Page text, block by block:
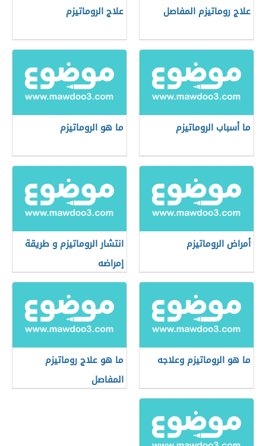
علاج روماتيزم المفاصل علاج الروماتيزم
ما أسباب الروماتيزم ما هو الروماتيزم
أمراض الروماتيزم
انتشار الروماتيزم و طريقة
إمراضه
ما هو الروماتيزم وعلاجه
ما هو علاج روماتيزم
المفاصل